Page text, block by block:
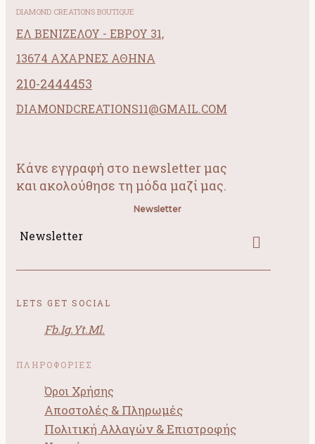
DIAMOND CREATIONS BOUTIQUE
ΕΛ ΒΕΝΙΖΕΛΟΥ - ΕΒΡΟΥ 31,
13674 ΑΧΑΡΝΕΣ ΑΘΗΝΑ
210-2444453
DIAMONDCREATIONS11@GMAIL.COM
Κάνε εγγραφή στο newsletter μας
και ακολούθησε τη μόδα μαζί μας.
Newsletter
Newsletter
LETS GET SOCIAL
Fb.Ig.Yt.Ml.
ΠΛΗΡΟΦΟΡΙΕΣ
Όροι Χρήσης
Αποστολές & Πληρωμές
Πολιτική Αλλαγών & Επιστροφής